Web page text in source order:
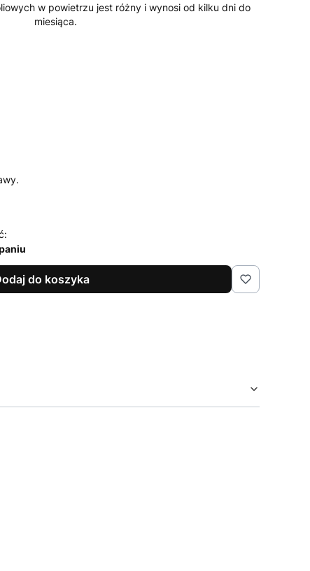
w powietrzu jest różny i wynosi od kilku dni do
miesiąca.
do koszyka